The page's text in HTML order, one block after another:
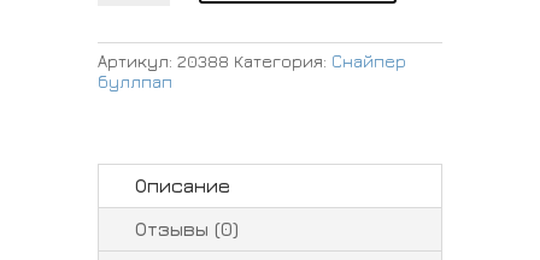
резервуар"для
сошек
с
Артикул: 20388 Категория: Снайпер
буллпап
Описание
Отзывы (0)